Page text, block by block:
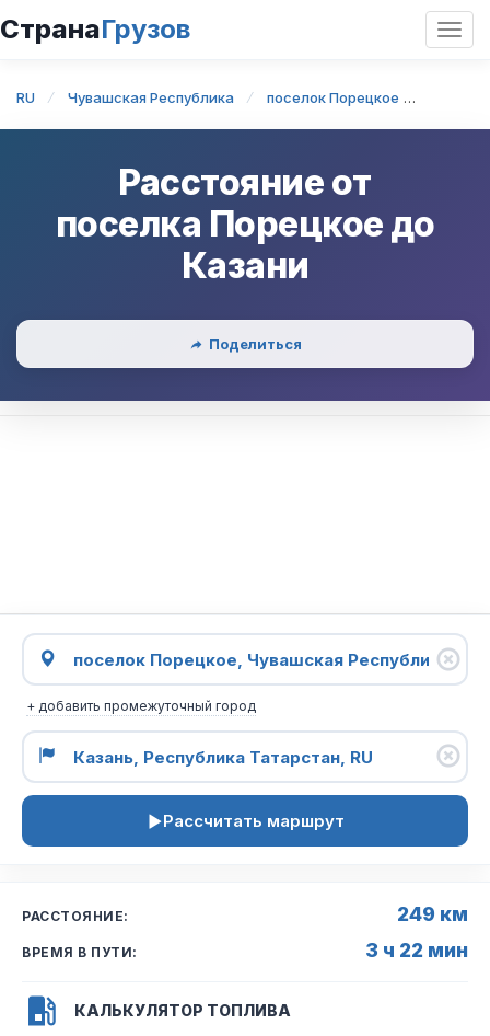
СтранаГрузов
RU Чувашская Республика поселок Порецкое
Расстояние от
поселка Порецкое до
Казани
Поделиться
+ добавить промежуточный город
Рассчитать маршрут
РАССТОЯНИЕ: 249 км
ВРЕМЯ В ПУТИ: 3 ч 22 мин
КАЛЬКУЛЯТОР ТОПЛИВА